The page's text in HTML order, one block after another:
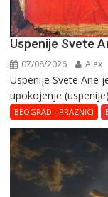
Uspenije Svete
07/08/2026 Alex
Uspenije Svete Ane
upokojenje
BEOGRAD - PRAZNICI